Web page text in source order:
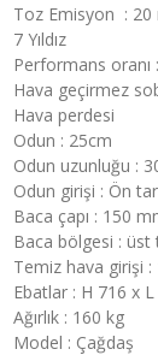
Toz Emisyon : 20
7 Yıldız
Performans oranı
Hava geçirmez
Hava perdesi
Odun : 25cm
Odun uzunluğu :
Odun girişi : Ön
Baca çapı : 150
Baca bölgesi : üst
Temiz hava girişi
Ebatlar : H 716 x
Ağırlık : 160 kg
Model : Çağdaş